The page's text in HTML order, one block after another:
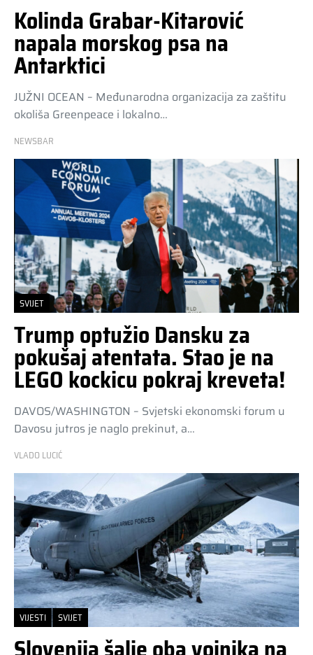
Kolinda Grabar-Kitarović
napala morskog psa na
Antarktici
JUŽNI OCEAN – Međunarodna organizacija za zaštitu
okoliša Greenpeace i lokalno…
NEWSBAR
SVIJET
Trump optužio Dansku za
pokušaj atentata. Stao je na
LEGO kockicu pokraj kreveta!
DAVOS/WASHINGTON – Svjetski ekonomski forum u
Davosu jutros je naglo prekinut, a…
VLADO LUCIĆ
VIJESTI SVIJET